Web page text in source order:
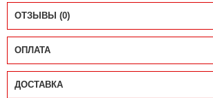
ОТЗЫВЫ (0)
ОПЛАТА
ДОСТАВКА